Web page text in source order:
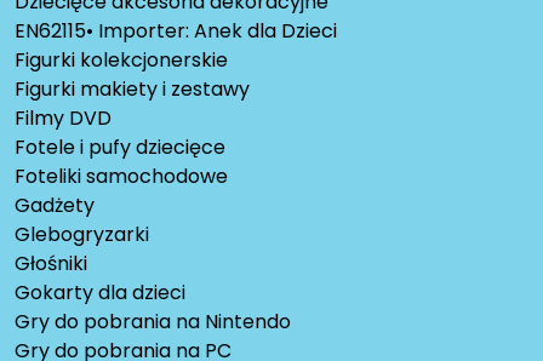
EN62115• Importer: Anek dla Dzieci
Figurki kolekcjonerskie
Figurki makiety i zestawy
Filmy DVD
Fotele i pufy dziecięce
Foteliki samochodowe
Gadżety
Glebogryzarki
Głośniki
Gokarty dla dzieci
Gry do pobrania na Nintendo
Gry do pobrania na PC